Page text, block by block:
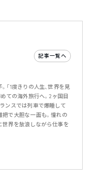
記事一覧へ
「1度きりの人生、世界を見
ての海外旅行へ。2ヶ国目
ンスでは列車で爆睡して
で大胆な一面も。憧れの
世界を放浪しながら仕事を